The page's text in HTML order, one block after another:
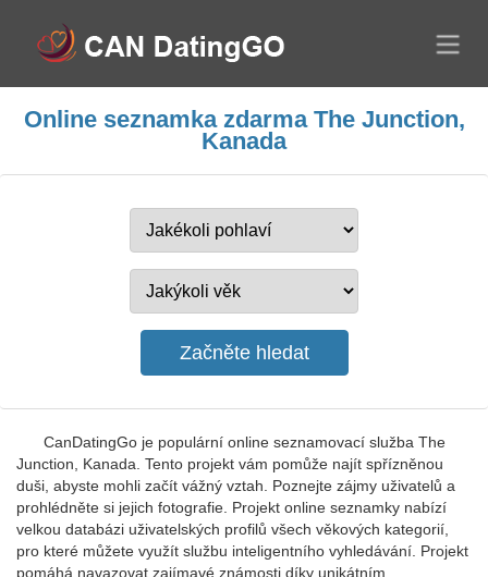
Online seznamka zdarma The Junction,
Kanada
CanDatingGo je populární online seznamovací služba The
Junction, Kanada. Tento projekt vám pomůže najít spřízněnou
duši, abyste mohli začít vážný vztah. Poznejte zájmy uživatelů a
prohlédněte si jejich fotografie. Projekt online seznamky nabízí
velkou databázi uživatelských profilů všech věkových kategorií,
pro které můžete využít službu inteligentního vyhledávání. Projekt
pomáhá navazovat zajímavé známosti díky unikátním